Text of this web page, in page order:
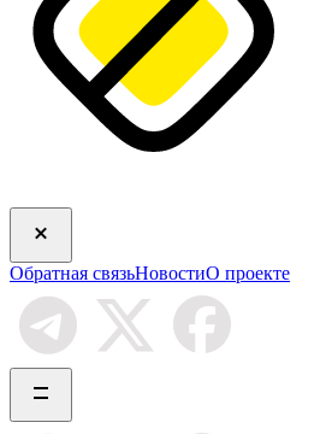
Обратная связьНовостиО проекте